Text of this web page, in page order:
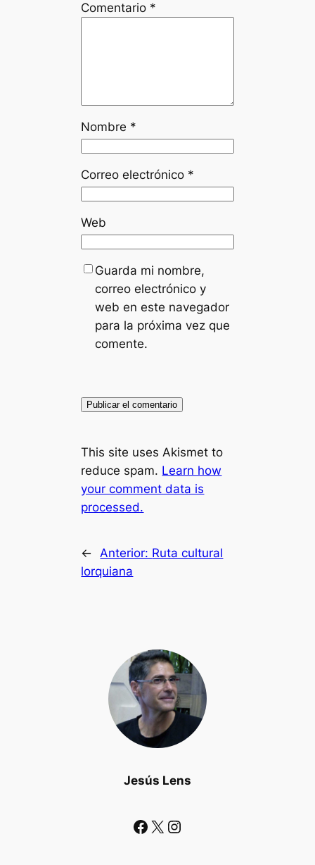
Jesús Lens
Facebook X Instagram
Comentario *
Nombre *
Correo electrónico *
Web
Guarda mi nombre,
correo electrónico y
web en este navegador
para la próxima vez que
comente.
This site uses Akismet to
reduce spam. Learn how
your comment data is
processed.
← Anterior: Ruta cultural
lorquiana